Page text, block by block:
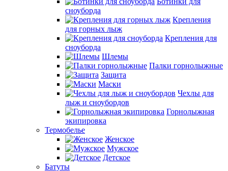
сноуборда
Крепления
для горных лыж
Крепления для
сноуборда
Шлемы
Палки горнолыжные
Защита
Маски
Чехлы для
лыж и сноубордов
Горнолыжная
экипировка
Термобелье
Женское
Мужское
Детское
Батуты